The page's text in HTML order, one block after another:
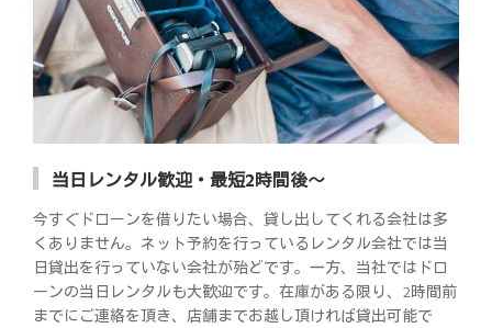
当日レンタル歓迎・最短2時間後～
今すぐドローンを借りたい場合、貸し出してくれる会社は多
くありません。ネット予約を行っているレンタル会社では当
日貸出を行っていない会社が殆どです。一方、当社ではドロ
ーンの当日レンタルも大歓迎です。在庫がある限り、2時間前
までにご連絡を頂き、店舗までお越し頂ければ貸出可能で